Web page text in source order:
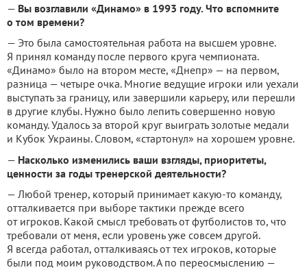
— Вы возглавили «Динамо» в 1993 году. Что вспомните
о том времени?
— Это была самостоятельная работа на высшем уровне.
Я принял команду после первого круга чемпионата.
«Динамо» было на втором месте, «Днепр» — на первом,
разница — четыре очка. Многие ведущие игроки или уехали
выступать за границу, или завершили карьеру, или перешли
в другие клубы. Нужно было лепить совершенно новую
команду.Удалось за второй круг выиграть золотые медали
и Кубок Украины. Словом, «стартонул» на хорошем уровне.
— Насколько изменились ваши взгляды, приоритеты,
ценности за годы тренерской деятельности?
— Любой тренер, который принимает какую-то команду,
отталкивается при выборе тактики прежде всего
от игроков. Какой смысл требовать от футболистов то, что
требовали от меня, если уровень уже совсем другой.
Я всегда работал, отталкиваясь от тех игроков, которые
были под моим руководством.А по переосмыслению —